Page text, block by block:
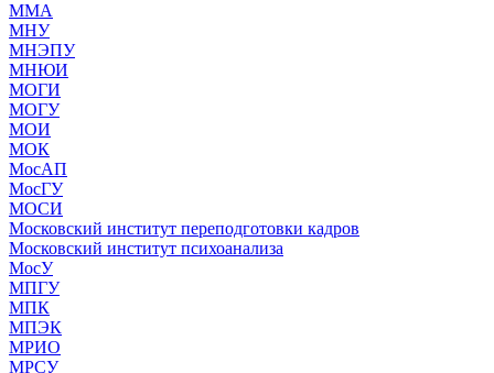
ММА
МНУ
МНЭПУ
МНЮИ
МОГИ
МОГУ
МОИ
МОК
МосАП
МосГУ
МОСИ
Московский институт переподготовки кадров
Московский институт психоанализа
МосУ
МПГУ
МПК
МПЭК
МРИО
МРСУ